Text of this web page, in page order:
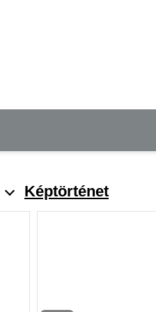
Képtörténet